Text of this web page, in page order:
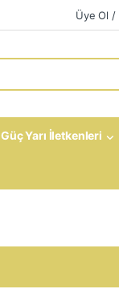
Üye Ol /
Güç Yarı İletkenleri